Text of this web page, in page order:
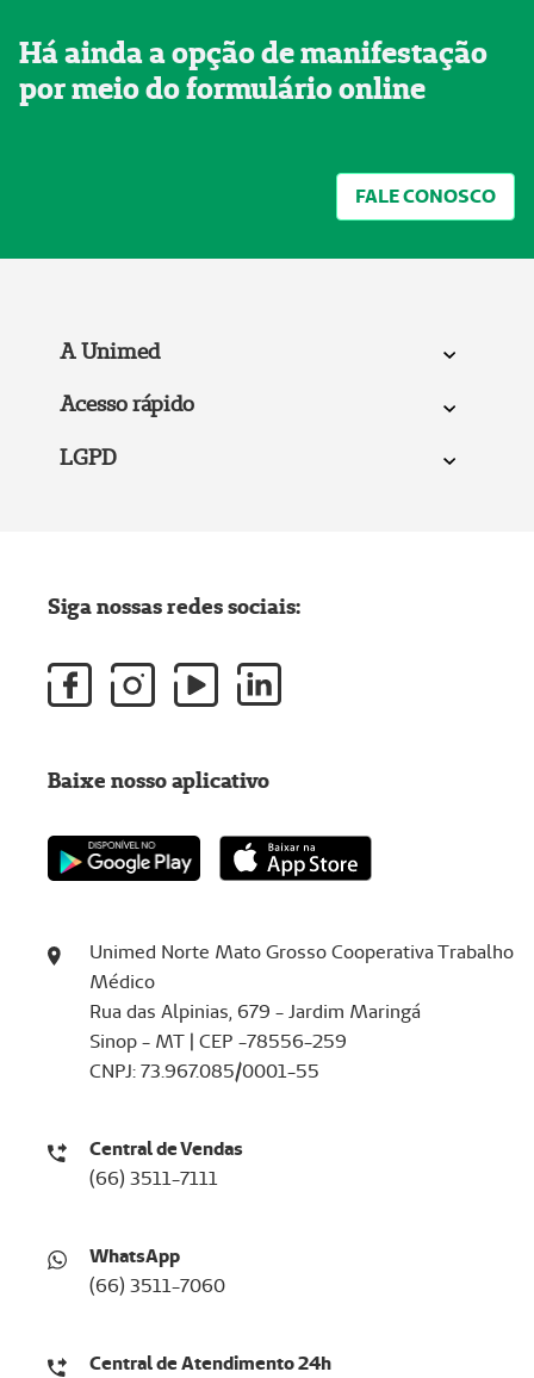
Há ainda a opção de manifestação
por meio do formulário online
FALE CONOSCO
A Unimed
Acesso rápido
LGPD
Unimed Norte Mato Grosso Cooperativa Trabalho
Médico
​​​​Rua das Alpinias, 679 - Jardim Maringá
Sinop - MT | CEP -78556-259
CNPJ: 73.967.085/0001-55
Central de Vendas
​​​​​​​(66) 3511-7111
WhatsApp
(66) 3511-7060
Central de Atendimento 24h
Siga nossas redes sociais:
Baixe nosso aplicativo